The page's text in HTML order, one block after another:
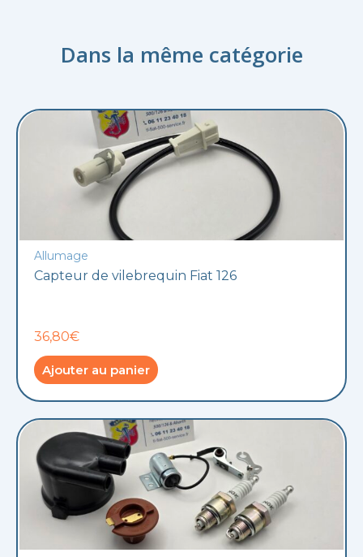
Dans la même catégorie
Allumage
Capteur de vilebrequin Fiat 126
36,80€
Ajouter au panier